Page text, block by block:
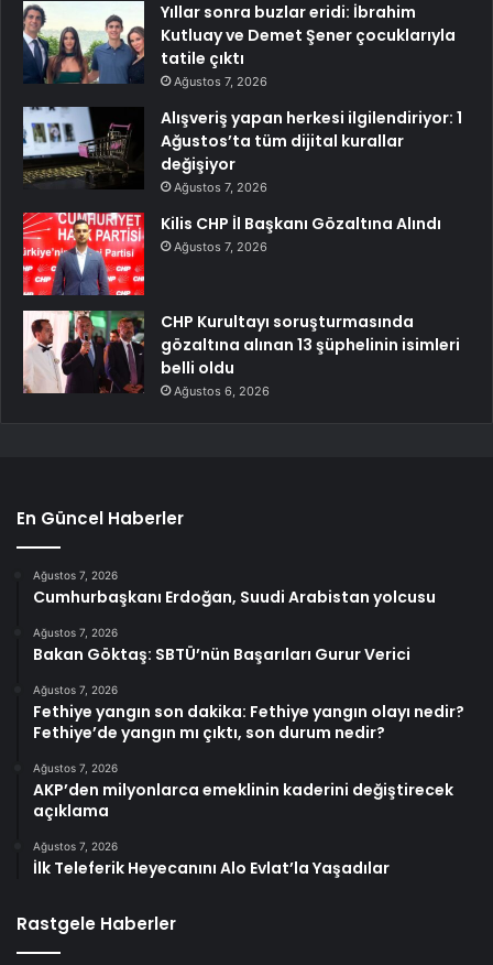
Yıllar sonra buzlar eridi: İbrahim
Kutluay ve Demet Şener çocuklarıyla
tatile çıktı
Ağustos 7, 2026
Alışveriş yapan herkesi ilgilendiriyor: 1
Ağustos’ta tüm dijital kurallar
değişiyor
Ağustos 7, 2026
Kilis CHP İl Başkanı Gözaltına Alındı
Ağustos 7, 2026
CHP Kurultayı soruşturmasında
gözaltına alınan 13 şüphelinin isimleri
belli oldu
Ağustos 6, 2026
En Güncel Haberler
Ağustos 7, 2026
Cumhurbaşkanı Erdoğan, Suudi Arabistan yolcusu
Ağustos 7, 2026
Bakan Göktaş: SBTÜ’nün Başarıları Gurur Verici
Ağustos 7, 2026
Fethiye yangın son dakika: Fethiye yangın olayı nedir?
Fethiye’de yangın mı çıktı, son durum nedir?
Ağustos 7, 2026
AKP’den milyonlarca emeklinin kaderini değiştirecek
açıklama
Ağustos 7, 2026
İlk Teleferik Heyecanını Alo Evlat’la Yaşadılar
Rastgele Haberler